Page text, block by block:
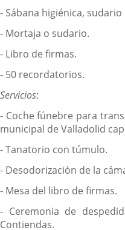
- Sábana higiénica,
- Mortaja o sudario.
- Libro de firmas.
- 50 recordatorios.
Servicios:
- Coche fúnebre para
municipal de Valladolid
- Tanatorio con túmulo.
- Desodorización de la
- Mesa del libro de firmas.
- Ceremonia de
Contiendas.